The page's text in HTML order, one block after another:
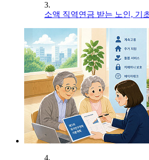
3.
소액 직역연금 받는 노인, 기
4.